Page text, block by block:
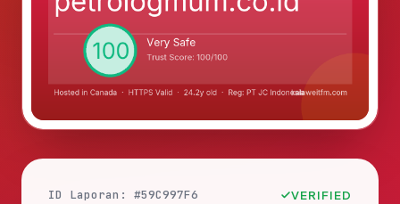
ID Laporan: #59C997F6 VERIFIED